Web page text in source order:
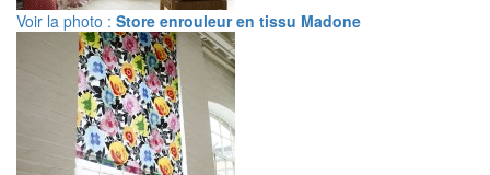
Voir la photo : Store enrouleur en tissu Madone